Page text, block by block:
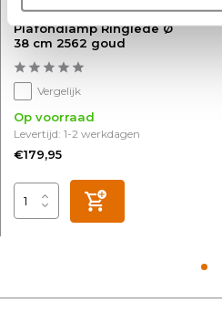
Plafondlamp Ringlede Ø
38 cm 2562 goud
Vergelijk
Op voorraad
Levertijd: 1-2 werkdagen
€179,95